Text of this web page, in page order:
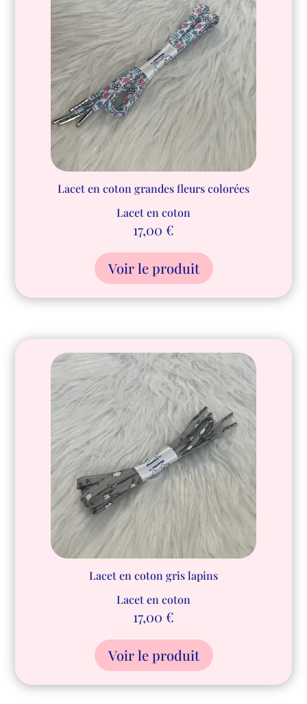
Lacet en coton grandes fleurs colorées
Lacet en coton
17,00 €
Voir le produit
Lacet en coton gris lapins
Lacet en coton
17,00 €
Voir le produit